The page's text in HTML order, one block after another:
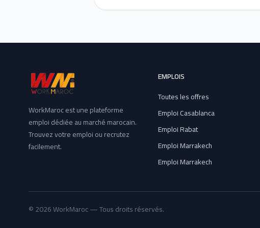
WorkMaroc est une plateforme
emploi dédiée au marché marocain.
Trouvez votre emploi ou recrutez
facilement.
EMPLOIS
Toutes les offres
Emploi Casablanca
Emploi Rabat
Emploi Marrakech
Emploi Marrakech
© 2026 WorkMaroc — Tous droits réservés.